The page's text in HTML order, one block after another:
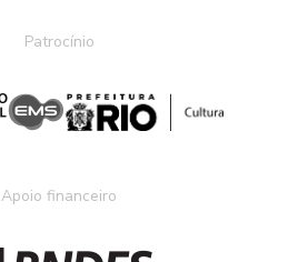
Patrocínio
Apoio financeiro